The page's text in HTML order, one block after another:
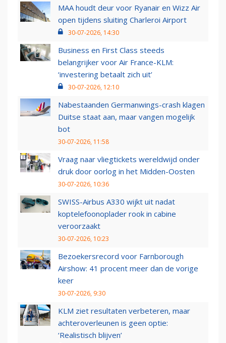
MAA houdt deur voor Ryanair en Wizz Air
open tijdens sluiting Charleroi Airport
30-07-2026, 14:30
Business en First Class steeds
belangrijker voor Air France-KLM:
‘investering betaalt zich uit’
30-07-2026, 12:10
Nabestaanden Germanwings-crash klagen
Duitse staat aan, maar vangen mogelijk
bot
30-07-2026, 11:58
Vraag naar vliegtickets wereldwijd onder
druk door oorlog in het Midden-Oosten
30-07-2026, 10:36
SWISS-Airbus A330 wijkt uit nadat
koptelefoonoplader rook in cabine
veroorzaakt
30-07-2026, 10:23
Bezoekersrecord voor Farnborough
Airshow: 41 procent meer dan de vorige
keer
30-07-2026, 9:30
KLM ziet resultaten verbeteren, maar
achteroverleunen is geen optie:
‘Realistisch blijven’